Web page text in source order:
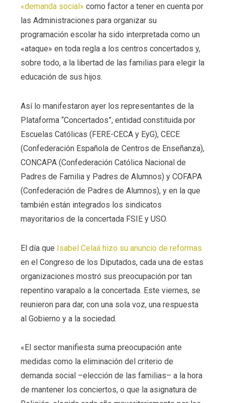
«demanda social» como factor a tener en cuenta por
las Administraciones para organizar su
programación escolar ha sido interpretada como un
«ataque» en toda regla a los centros concertados y,
sobre todo, a la libertad de las familias para elegir la
educación de sus hijos.
Así lo manifestaron ayer los representantes de la
Plataforma “Concertados”, entidad constituida por
Escuelas Católicas (FERE-CECA y EyG), CECE
(Confederación Española de Centros de Enseñanza),
CONCAPA (Confederación Católica Nacional de
Padres de Familia y Padres de Alumnos) y COFAPA
(Confederación de Padres de Alumnos), y en la que
también están integrados los sindicatos
mayoritarios de la concertada FSIE y USO.
El día que Isabel Celaá hizo su anuncio de reformas
en el Congreso de los Diputados, cada una de estas
organizaciones mostró sus preocupación por tan
repentino varapalo a la concertada. Este viernes, se
reunieron para dar, con una sola voz, una respuesta
al Gobierno y a la sociedad.
«El sector manifiesta suma preocupación ante
medidas como la eliminación del criterio de
demanda social –elección de las familias– a la hora
de mantener los conciertos, o que la asignatura de